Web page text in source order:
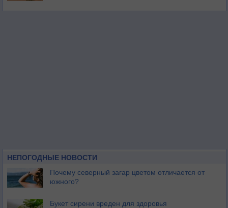
НЕПОГОДНЫЕ НОВОСТИ
Почему северный загар цветом отличается от
южного?
Букет сирени вреден для здоровья